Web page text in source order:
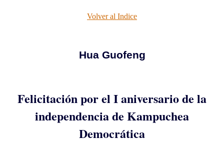
Volver al Indice
Hua Guofeng
Felicitación por el I aniversario de la
independencia de Kampuchea
Democrática